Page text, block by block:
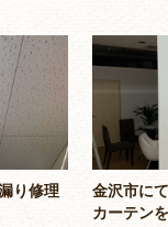
り修理
金沢市に
カーテン